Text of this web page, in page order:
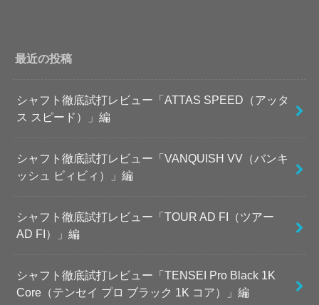
最近の投稿
シャフト徹底試打レビュー「ATTAS SPEED（アッタ
ス スピード）」編
シャフト徹底試打レビュー「VANQUISH VV（バンキ
ッシュ ビィビィ）」編
シャフト徹底試打レビュー「TOUR AD FI（ツアー
AD FI）」編
シャフト徹底試打レビュー「TENSEI Pro Black 1K
Core（テンセイ プロ ブラック 1K コア）」編